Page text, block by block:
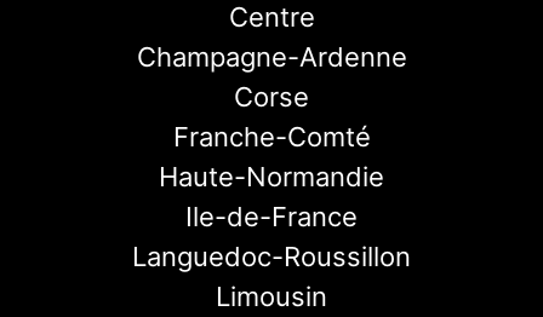
Centre
Champagne-Ardenne
Corse
Franche-Comté
Haute-Normandie
Ile-de-France
Languedoc-Roussillon
Limousin